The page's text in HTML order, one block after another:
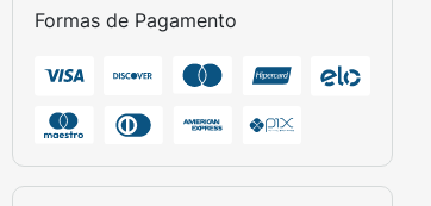
Formas de Pagamento